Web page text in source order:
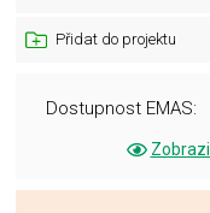
Přidat do projektu
Dostupnost EMAS: